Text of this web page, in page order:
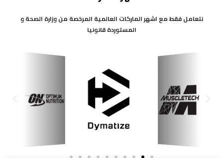
نتعامل فقط مع اشهر الماركات العالمية المرخصة من وزارة الصحة و
المستوردة قانونيا
Previous